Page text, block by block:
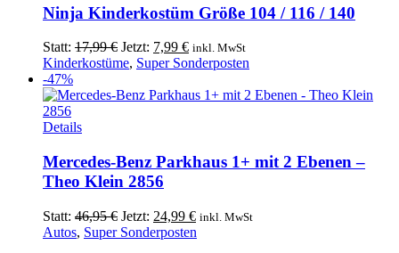
weist
mehrere
Varianten
auf.
Die
Optionen
können
auf
der
Produktseite
gewählt
werden
Ninja Kinderkostüm Größe 104 / 116 / 140
Statt: 17,99€ Ursprünglicher
Preis
17,99 €
Jetzt: 7,99 €Aktueller
Preis
7,99 €.
inkl. MwSt
Kinderkostüme, Super Sonderposten
-47%
Details
Mercedes-Benz Parkhaus 1+ mit 2 Ebenen –
Theo Klein 2856
Statt: 46,95€ Ursprünglicher
Preis
Jetzt: 24,99 €Aktueller
Preis
inkl. MwSt
Autos, Super Sonderposten